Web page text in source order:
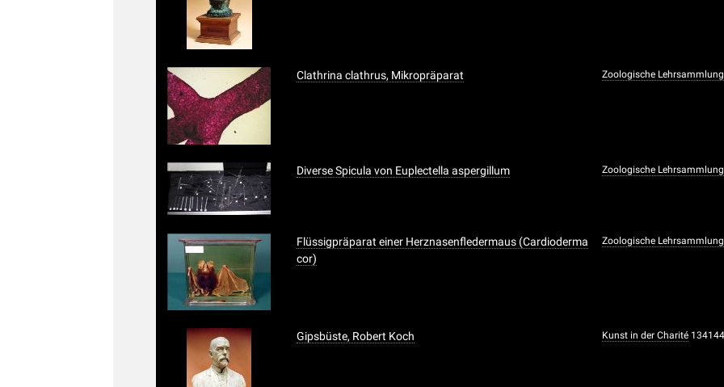
Clathrina clathrus, Mikropräparat Zoologische Lehrsammlung
Diverse Spicula von Euplectella aspergillum Zoologische Lehrsammlung
Flüssigpräparat einer Herznasenfledermaus (Cardioderma
cor)
Zoologische Lehrsammlung
Gipsbüste, Robert Koch Kunst in der Charité